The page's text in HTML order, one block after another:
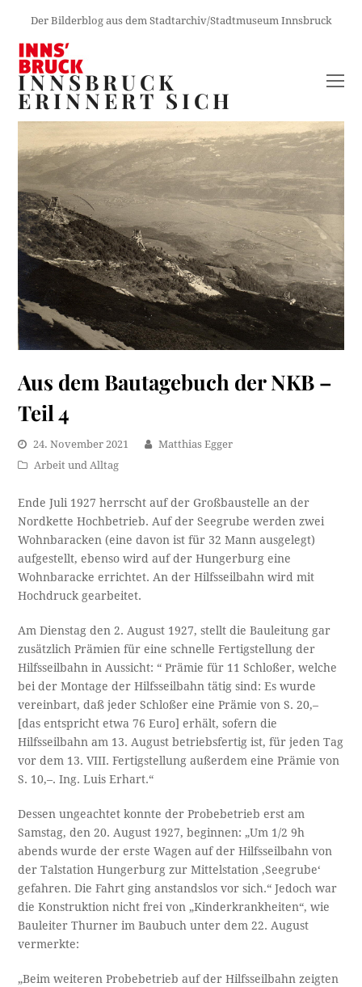
Der Bilderblog aus dem Stadtarchiv/Stadtmuseum Innsbruck
INNSBRUCK
ERINNERT SICH
Aus dem Bautagebuch der NKB –
Teil 4
24. November 2021
Matthias Egger
Arbeit und Alltag
Ende Juli 1927 herrscht auf der Großbaustelle an der
Nordkette Hochbetrieb. Auf der Seegrube werden zwei
Wohnbaracken (eine davon ist für 32 Mann ausgelegt)
aufgestellt, ebenso wird auf der Hungerburg eine
Wohnbaracke errichtet. An der Hilfsseilbahn wird mit
Hochdruck gearbeitet.
Am Dienstag den 2. August 1927, stellt die Bauleitung gar
zusätzlich Prämien für eine schnelle Fertigstellung der
Hilfsseilbahn in Aussicht: “ Prämie für 11 Schloßer, welche
bei der Montage der Hilfsseilbahn tätig sind: Es wurde
vereinbart, daß jeder Schloßer eine Prämie von S. 20,–
[das entspricht etwa 76 Euro] erhält, sofern die
Hilfsseilbahn am 13. August betriebsfertig ist, für jeden Tag
vor dem 13. VIII. Fertigstellung außerdem eine Prämie von
S. 10,–. Ing. Luis Erhart.“
Dessen ungeachtet konnte der Probebetrieb erst am
Samstag, den 20. August 1927, beginnen: „Um 1/2 9h
abends wurde der erste Wagen auf der Hilfsseilbahn von
der Talstation Hungerburg zur Mittelstation ‚Seegrube‘
gefahren. Die Fahrt ging anstandslos vor sich.“ Jedoch war
die Konstruktion nicht frei von „Kinderkrankheiten“, wie
Bauleiter Thurner im Baubuch unter dem 22. August
vermerkte:
„Beim weiteren Probebetrieb auf der Hilfsseilbahn zeigten